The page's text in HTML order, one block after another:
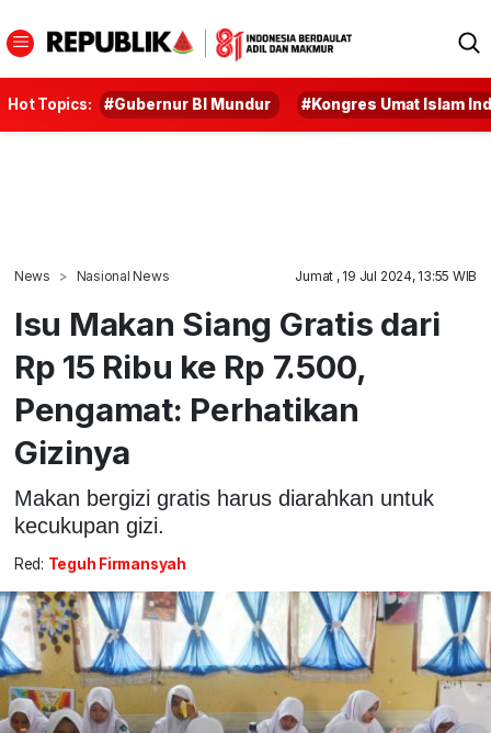
Hot Topics: #Gubernur BI Mundur #Kongres Umat Islam
News Nasional News Jumat , 19 Jul 2024, 13:55 WIB
Isu Makan Siang Gratis dari
Rp 15 Ribu ke Rp 7.500,
Pengamat: Perhatikan
Gizinya
Makan bergizi gratis harus diarahkan untuk
kecukupan gizi.
Red: Teguh Firmansyah